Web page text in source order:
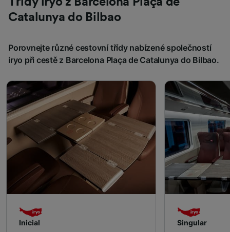
Catalunya do Bilbao
Porovnejte různé cestovní třídy nabízené společností
iryo při cestě z Barcelona Plaça de Catalunya do Bilbao.
Inicial Singular